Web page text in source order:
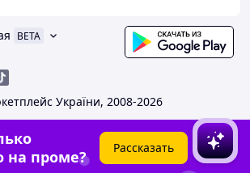
BETA
України, 2008-2026
на проме?
Рассказать